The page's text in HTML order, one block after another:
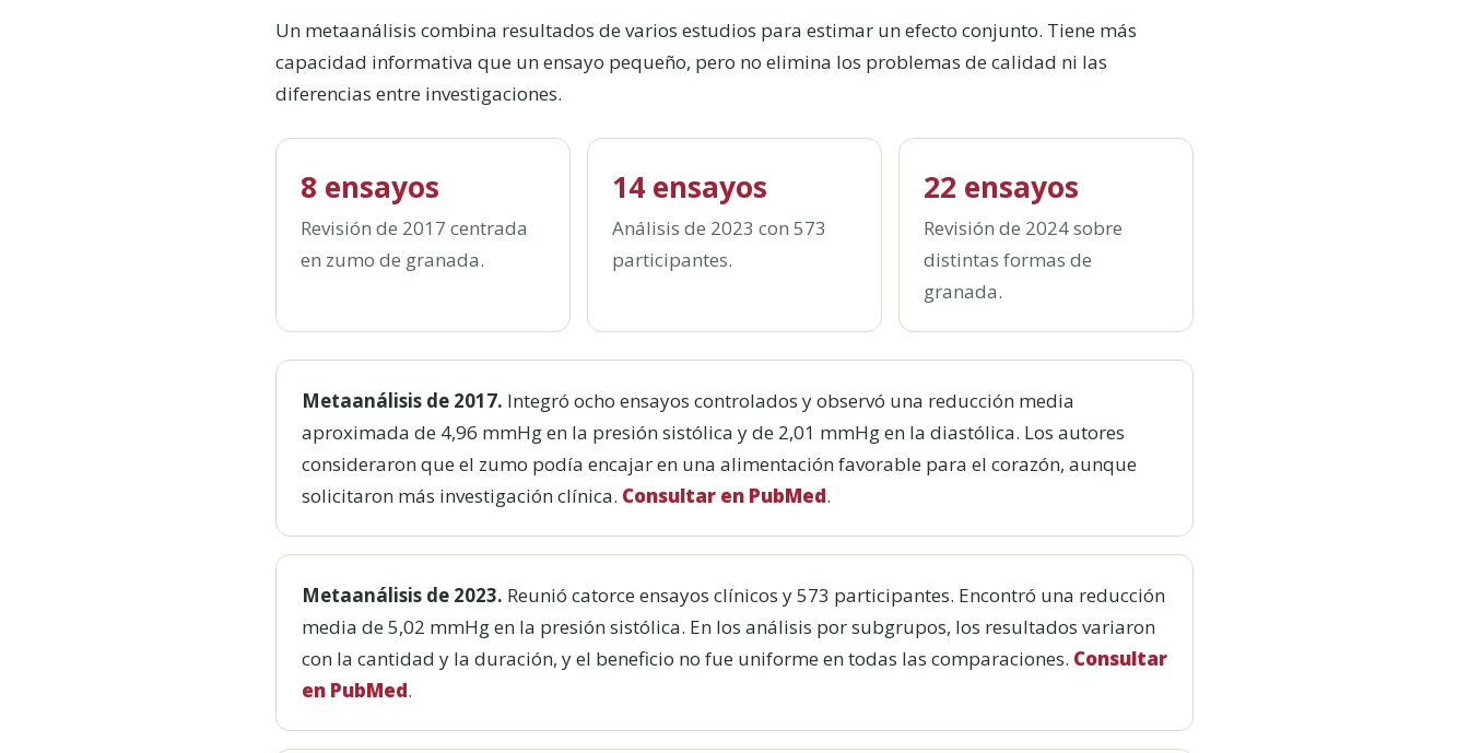
Un metaanálisis combina resultados de varios estudios para estimar un efecto conjunto. Tiene más
capacidad informativa que un ensayo pequeño, pero no elimina los problemas de calidad ni las
diferencias entre investigaciones.
8 ensayos
Revisión de 2017 centrada
en zumo de granada.
14 ensayos
Análisis de 2023 con 573
participantes.
22 ensayos
Revisión de 2024 sobre
distintas formas de
granada.
Metaanálisis de 2017. Integró ocho ensayos controlados y observó una reducción media
aproximada de 4,96 mmHg en la presión sistólica y de 2,01 mmHg en la diastólica. Los autores
consideraron que el zumo podía encajar en una alimentación favorable para el corazón, aunque
solicitaron más investigación clínica. Consultar en PubMed.
Metaanálisis de 2023. Reunió catorce ensayos clínicos y 573 participantes. Encontró una reducción
media de 5,02 mmHg en la presión sistólica. En los análisis por subgrupos, los resultados variaron
con la cantidad y la duración, y el beneficio no fue uniforme en todas las comparaciones. Consultar
en PubMed.